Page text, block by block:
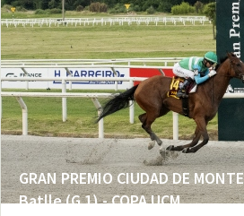
GRAN PREMIO CIUDAD DE
Batlle (G 1) - COPA UCM